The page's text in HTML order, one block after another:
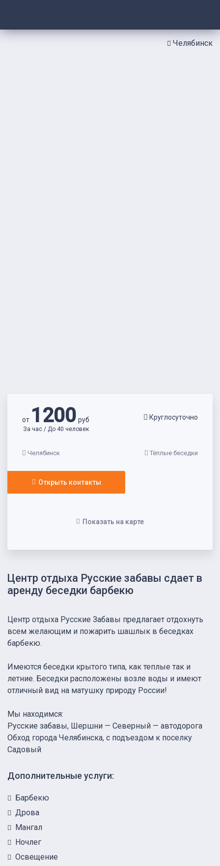
Челябинск
Центр отдыха Русские забавы сдает в
аренду беседки барбекю
от 1200руб
За час / До 40 человек
Круглосуточно
Челябинск Тёплые беседки
Открыть контакты
Показать на карте
Центр отдыха Русские Забавы предлагает отдохнуть
всем желающим и пожарить шашлык в беседках
барбекю.
Имеются беседки крытого типа, как теплые так и
летние. Беседки расположены возле воды и имеют
отличный вид на матушку природу России!
Мы находимся:
Русские забавы, Шершни — Северный — автодорога
Обход города Челябинска, с подъездом к поселку
Садовый
Дополнительные услуги:
Барбекю
Дрова
Мангал
Ночлег
Освещение